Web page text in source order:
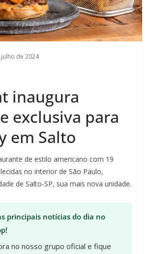
de 2024
inaugura
exclusiva para
em Salto
de estilo americano com 19
no interior de São Paulo,
de Salto-SP, sua mais nova unidade.
principais notícias do dia no
no nosso grupo oficial e fique